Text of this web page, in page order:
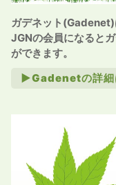
ガデネット(Gadenet)
JGNの会員になると
ができます。
►Gadenetの詳細